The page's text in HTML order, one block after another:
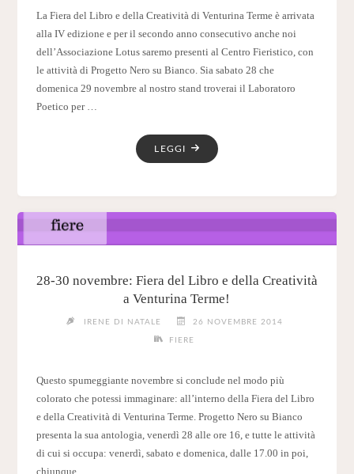
La Fiera del Libro e della Creatività di Venturina Terme è arrivata
alla IV edizione e per il secondo anno consecutivo anche noi
dell’Associazione Lotus saremo presenti al Centro Fieristico, con
le attività di Progetto Nero su Bianco. Sia sabato 28 che
domenica 29 novembre al nostro stand troverai il Laboratoro
Poetico per …
LEGGI "28/29
NOVEMBRE
DELLA
CREATIVITÀ
28-30 novembre: Fiera del Libro e della Creatività
a Venturina Terme!
IRENE DI NATALE 26 NOVEMBRE 2014
FIERE
Questo spumeggiante novembre si conclude nel modo più
colorato che potessi immaginare: all’interno della Fiera del Libro
e della Creatività di Venturina Terme. Progetto Nero su Bianco
presenta la sua antologia, venerdì 28 alle ore 16, e tutte le attività
di cui si occupa: venerdì, sabato e domenica, dalle 17.00 in poi,
chiunque …